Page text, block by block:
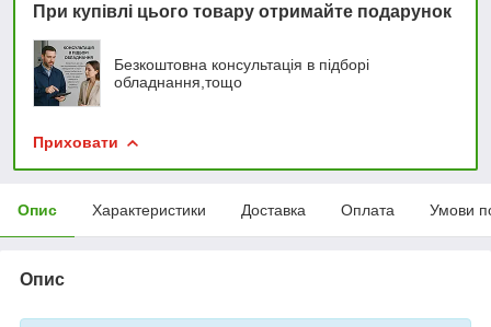
При купівлі цього товару отримайте подарунок
Безкоштовна консультація в підборі
обладнання,тощо
Приховати
Опис Характеристики Доставка Оплата Умови
Опис